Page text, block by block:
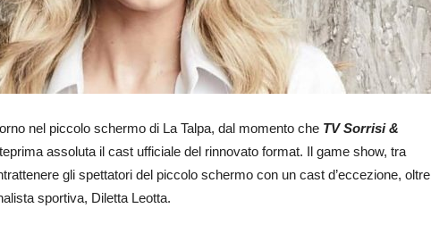
nel piccolo schermo di La Talpa, dal momento che TV Sorrisi &
assoluta il cast ufficiale del rinnovato format. Il game show, tra
gli spettatori del piccolo schermo con un cast d’eccezione, oltre
sportiva, Diletta Leotta.